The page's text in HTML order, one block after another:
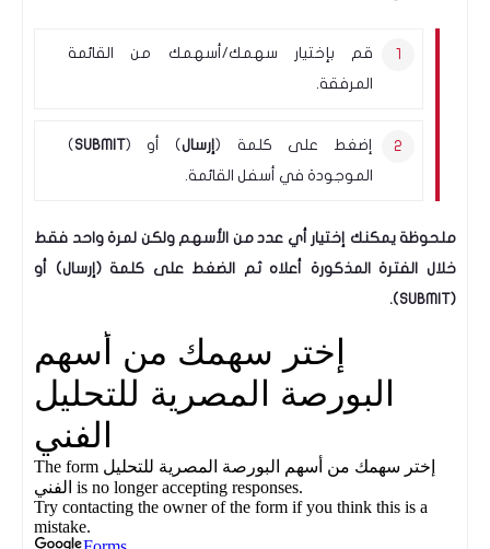
قم بإختيار سهمك/أسهمك من القائمة
المرفقة.
إضغط على كلمة ( إرسال) أو (SUBMIT
)
الموجودة في أسفل القائمة.
ملحوظة يمكنك إختيار أي عدد من الأسهم ولكن لمرة واحد فقط
خلال الفترة المذكورة أعلاه ثم الضغط على كلمة (إرسال) أو
(SUBMIT).